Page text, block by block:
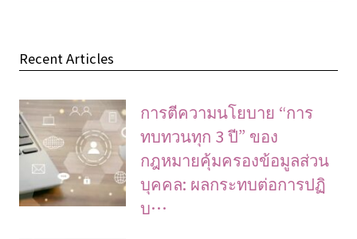
Recent Articles
การตีความนโยบาย “การ
ทบทวนทุก 3 ปี” ของ
กฎหมายคุ้มครองข้อมูลส่วน
บุคคล: ผลกระทบต่อการปฏิ
บ…